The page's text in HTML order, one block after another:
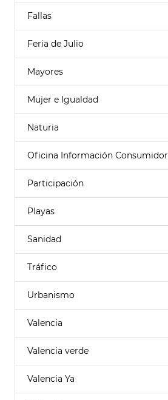
Fallas
Feria de Julio
Mayores
Mujer e Igualdad
Naturia
Oficina Información Consumidor
Participación
Playas
Sanidad
Tráfico
Urbanismo
Valencia
Valencia verde
Valencia Ya